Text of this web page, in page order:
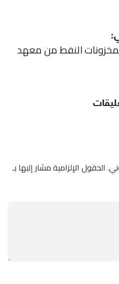
النفط من معهد
الحقول الإلزامية مشار إليها بـ